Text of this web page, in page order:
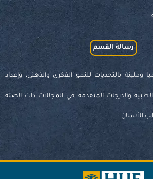
رسالة القسم
ومليئة بالتحديات للنمو الفكري والذهنى، وإعداد
والدرجات المتقدمة في المجالات ذات الصلة
الأسنان.